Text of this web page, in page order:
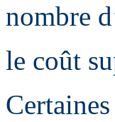
nombre
le coût